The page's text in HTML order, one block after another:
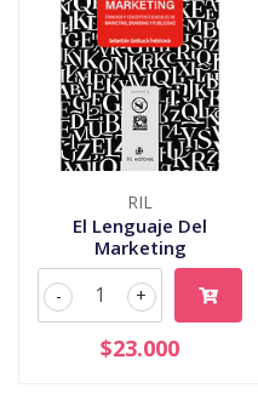
RIL
El Lenguaje Del
Marketing
+
-
$23.000